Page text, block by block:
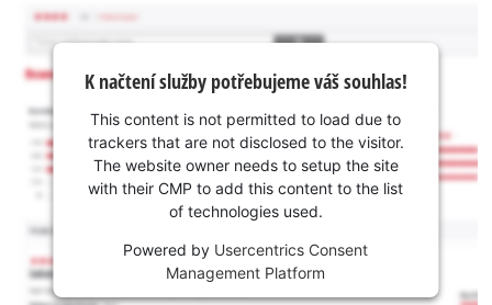
K načtení služby potřebujeme váš souhlas!
This content is not permitted to load due to
trackers that are not disclosed to the visitor.
The website owner needs to setup the site
with their CMP to add this content to the list
of technologies used.
Powered by Usercentrics Consent
Management Platform